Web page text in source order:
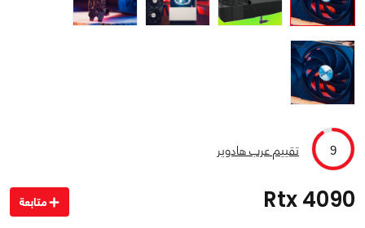
Rtx 4090 متابعة
9 تقييم عرب هادوير